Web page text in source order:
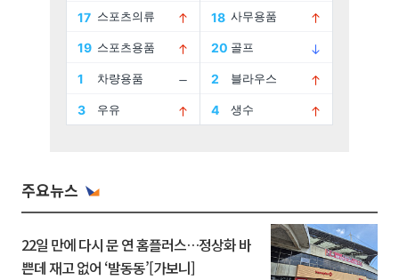
주요뉴스
22일 만에 다시 문 연 홈플러스…정상화 바
쁜데 재고 없어 ‘발동동’[가보니]